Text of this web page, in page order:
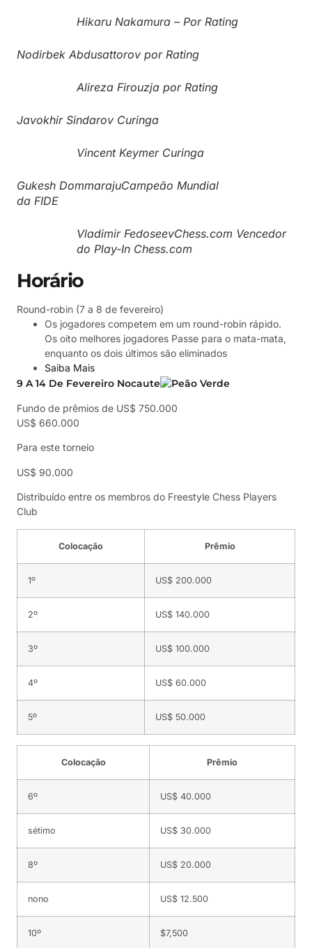
Hikaru Nakamura – Por Rating
Nodirbek Abdusattorov por Rating
Alireza Firouzja por Rating
Javokhir Sindarov Curinga
Vincent Keymer Curinga
Gukesh DommarajuCampeão Mundial
da FIDE
Vladimir FedoseevChess.com Vencedor
do Play-In Chess.com
Horário
Round-robin (7 a 8 de fevereiro)
Os jogadores competem em um round-robin rápido.
Os oito melhores jogadores Passe para o mata-mata,
enquanto os dois últimos são eliminados
Saiba Mais
9 A 14 De Fevereiro Nocaute
Fundo de prêmios de US$ 750.000
US$ 660.000
Para este torneio
US$ 90.000
Distribuído entre os membros do Freestyle Chess Players
Club
Colocação Prêmio
1º US$ 200.000
2º US$ 140.000
3º US$ 100.000
4º US$ 60.000
5º US$ 50.000
Colocação Prêmio
6º US$ 40.000
sétimo US$ 30.000
8º US$ 20.000
nono US$ 12.500
10º $7,500